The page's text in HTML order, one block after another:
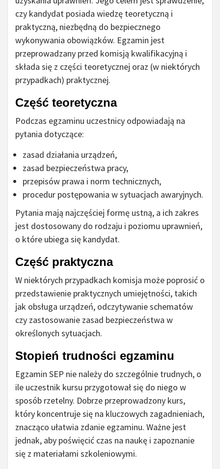
czy kandydat posiada wiedzę teoretyczną i
praktyczną, niezbędną do bezpiecznego
wykonywania obowiązków. Egzamin jest
przeprowadzany przed komisją kwalifikacyjną i
składa się z części teoretycznej oraz (w niektórych
przypadkach) praktycznej.
Część teoretyczna
Podczas egzaminu uczestnicy odpowiadają na
pytania dotyczące:
zasad działania urządzeń,
zasad bezpieczeństwa pracy,
przepisów prawa i norm technicznych,
procedur postępowania w sytuacjach awaryjnych.
Pytania mają najczęściej formę ustną, a ich zakres
jest dostosowany do rodzaju i poziomu uprawnień,
o które ubiega się kandydat.
Część praktyczna
W niektórych przypadkach komisja może poprosić o
przedstawienie praktycznych umiejętności, takich
jak obsługa urządzeń, odczytywanie schematów
czy zastosowanie zasad bezpieczeństwa w
określonych sytuacjach.
Stopień trudności egzaminu
Egzamin SEP nie należy do szczególnie trudnych, o
ile uczestnik kursu przygotował się do niego w
sposób rzetelny. Dobrze przeprowadzony kurs,
który koncentruje się na kluczowych zagadnieniach,
znacząco ułatwia zdanie egzaminu. Ważne jest
jednak, aby poświęcić czas na naukę i zapoznanie
się z materiałami szkoleniowymi.